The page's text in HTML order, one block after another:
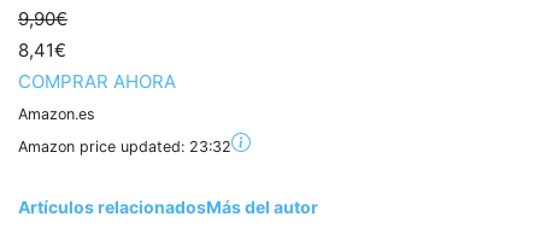
9,90€
8,41€
COMPRAR AHORA
Amazon.es
Amazon price updated: 23:32
Artículos relacionadosMás del autor